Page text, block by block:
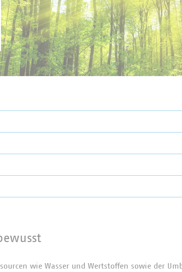
wie Wasser und Wertstoffen sowie der